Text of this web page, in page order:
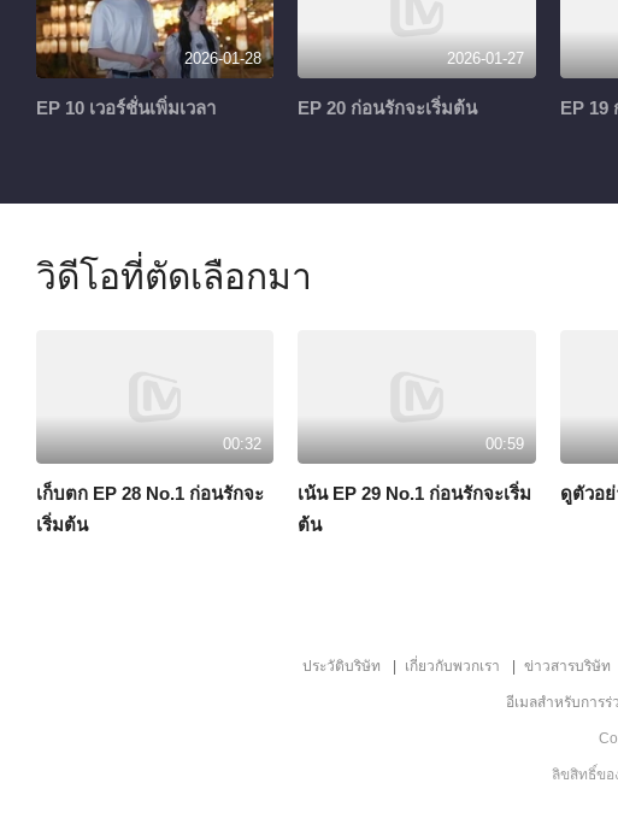
2026-01-28
EP 10 เวอร์ชั่นเพิ่มเวลา
2026-01-27
EP 20 ก่อนรักจะเริ่มต้น EP 19
วิดีโอที่ตัดเลือกมา
00:32
เก็บตก EP 28 No.1 ก่อนรักจะ
เริ่มต้น
00:59
เน้น EP 29 No.1 ก่อนรักจะเริ่ม
ต้น
ดูตัวอย่
ประวัติบริษัท เกี่ยวกับพวกเรา ข่าวสารบริษัท
อีเมลสำหรับการร่
ลิขสิทธิ์ขอ